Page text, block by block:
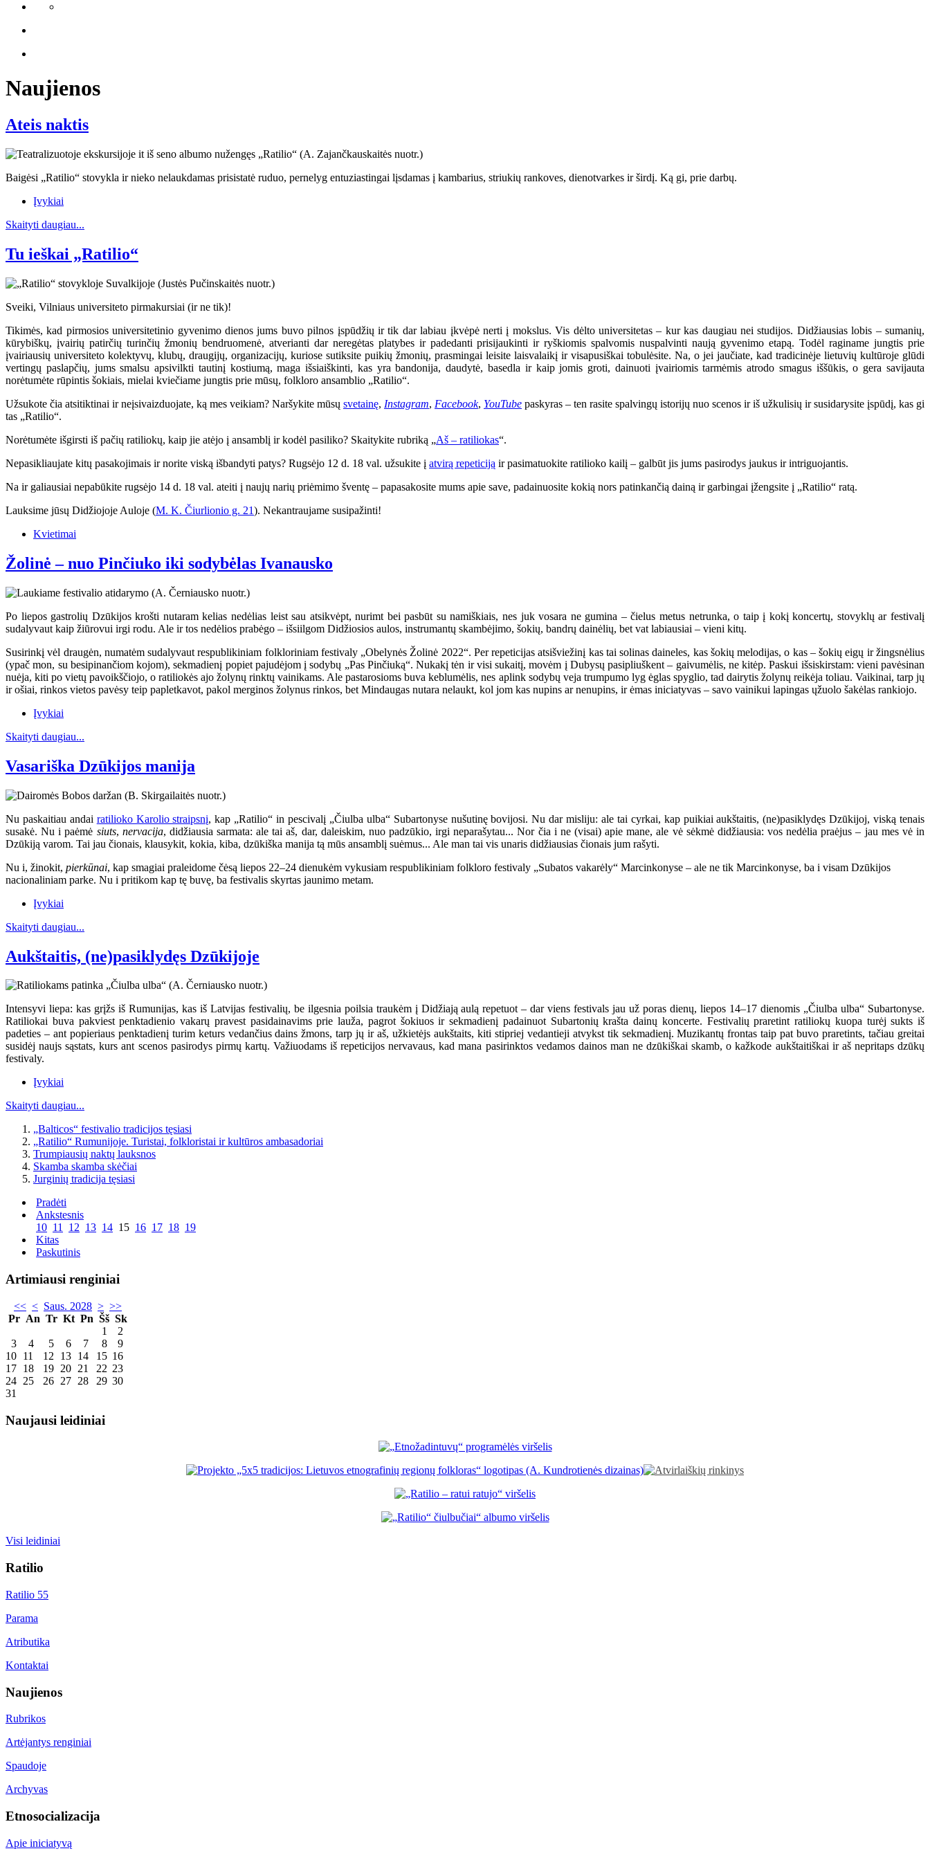
Naujienos
Ateis naktis
Baigėsi „Ratilio“ stovykla ir nieko nelaukdamas prisistatė ruduo, pernelyg entuziastingai lįsdamas į kambarius, striukių rankoves, dienotvarkes ir širdį. Ką gi, prie darbų.
Įvykiai
Skaityti daugiau...
Tu ieškai „Ratilio“
Sveiki, Vilniaus universiteto pirmakursiai (ir ne tik)!
Tikimės, kad pirmosios universitetinio gyvenimo dienos jums buvo pilnos įspūdžių ir tik dar labiau įkvėpė nerti į mokslus. Vis dėlto universitetas – kur kas daugiau nei studijos. Didžiausias lobis – sumanių,
kūrybiškų, įvairių patirčių turinčių žmonių bendruomenė, atverianti dar neregėtas platybes ir padedanti prisijaukinti ir ryškiomis spalvomis nuspalvinti naują gyvenimo etapą. Todėl raginame jungtis prie
įvairiausių universiteto kolektyvų, klubų, draugijų, organizacijų, kuriose sutiksite puikių žmonių, prasmingai leisite laisvalaikį ir visapusiškai tobulėsite. Na, o jei jaučiate, kad tradicinėje lietuvių kultūroje glūdi
vertingų paslapčių, jums smalsu apsivilkti tautinį kostiumą, maga išsiaiškinti, kas yra bandonija, daudytė, basedla ir kaip jomis groti, dainuoti įvairiomis tarmėmis atrodo smagus iššūkis, o gera savijauta
norėtumėte rūpintis šokiais, mielai kviečiame jungtis prie mūsų, folkloro ansamblio „Ratilio“.
Užsukote čia atsitiktinai ir neįsivaizduojate, ką mes veikiam? Naršykite mūsų svetainę, Instagram, Facebook, YouTube paskyras – ten rasite spalvingų istorijų nuo scenos ir iš užkulisių ir susidarysite įspūdį, kas gi
tas „Ratilio“.
Norėtumėte išgirsti iš pačių ratiliokų, kaip jie atėjo į ansamblį ir kodėl pasiliko? Skaitykite rubriką „Aš – ratiliokas“.
Nepasikliaujate kitų pasakojimais ir norite viską išbandyti patys? Rugsėjo 12 d. 18 val. užsukite į atvirą repeticiją ir pasimatuokite ratilioko kailį – galbūt jis jums pasirodys jaukus ir intriguojantis.
Na ir galiausiai nepabūkite rugsėjo 14 d. 18 val. ateiti į naujų narių priėmimo šventę – papasakosite mums apie save, padainuosite kokią nors patinkančią dainą ir garbingai įžengsite į „Ratilio“ ratą.
Lauksime jūsų Didžiojoje Auloje (M. K. Čiurlionio g. 21). Nekantraujame susipažinti!
Kvietimai
Žolinė – nuo Pinčiuko iki sodybėlas Ivanausko
Po liepos gastrolių Dzūkijos krošti nutaram kelias nedėlias leist sau atsikvėpt, nurimt bei pasbūt su namiškiais, nes juk vosara ne gumina – čielus metus netrunka, o taip į kokį koncertų, stovyklų ar festivalį
sudalyvaut kaip žiūrovui irgi rodu. Ale ir tos nedėlios prabėgo – išsiilgom Didžiosios aulos, instrumantų skambėjimo, šokių, bandrų dainėlių, bet vat labiausiai – vieni kitų.
Susirinkį vėl draugėn, numatėm sudalyvaut respublikiniam folkloriniam festivaly „Obelynės Žolinė 2022“. Per repeticijas atsišviežinį kas tai solinas daineles, kas šokių melodijas, o kas – šokių eigų ir žingsnėlius
(ypač mon, su besipinančiom kojom), sekmadienį popiet pajudėjom į sodybų „Pas Pinčiuką“. Nukakį tėn ir visi sukaitį, movėm į Dubysų pasipliuškent – gaivumėlis, ne kitėp. Paskui išsiskirstam: vieni pavėsinan
nuėja, kiti po vietų pavoikščiojo, o ratiliokės ajo žolynų rinktų vainikams. Ale pastarosioms buva keblumėlis, nes aplink sodybų veja trumpumo lyg ėglas spyglio, tad dairytis žolynų reikėja toliau. Vaikinai, tarp jų
ir ošiai, rinkos vietos pavėsy teip papletkavot, pakol merginos žolynus rinkos, bet Mindaugas nutara nelaukt, kol jom kas nupins ar nenupins, ir ėmas iniciatyvas – savo vainikui lapingas ųžuolo šakėlas rankiojo.
Įvykiai
Skaityti daugiau...
Vasariška Dzūkijos manija
Nu paskaitiau andai ratilioko Karolio straipsnį, kap „Ratilio“ in pescivalį „Čiulba ulba“ Subartonyse nušutinę bovijosi. Nu dar misliju: ale tai cyrkai, kap puikiai aukštaitis, (ne)pasiklydęs Dzūkijoj, viską tenais
susakė. Nu i paėmė siuts, nervacija, didžiausia sarmata: ale tai aš, dar, daleiskim, nuo padzūkio, irgi neparašytau... Nor čia i ne (visai) apie mane, ale vė sėkmė didžiausia: vos nedėlia praėjus – jau mes vė in
Dzūkiją varom. Tai jau čionais, klausykit, kokia, kiba, dzūkiška manija tą mūs ansamblį suėmus... Ale man tai vis unaris didžiausias čionais jum rašyti.
Nu i, žinokit, pierkūnai, kap smagiai praleidome čėsą liepos 22–24 dienukėm vykusiam respublikiniam folkloro festivaly „Subatos vakarėly“ Marcinkonyse – ale ne tik Marcinkonyse, ba i visam Dzūkijos
nacionaliniam parke. Nu i pritikom kap tę buvę, ba festivalis skyrtas jaunimo metam.
Įvykiai
Skaityti daugiau...
Aukštaitis, (ne)pasiklydęs Dzūkijoje
Intensyvi liepa: kas grįžs iš Rumunijas, kas iš Latvijas festivalių, be ilgesnia poilsia traukėm į Didžiają aulą repetuot – dar viens festivals jau už poras dienų, liepos 14–17 dienomis „Čiulba ulba“ Subartonyse.
Ratiliokai buva pakviest penktadienio vakarų pravest pasidainavims prie lauža, pagrot šokiuos ir sekmadienį padainuot Subartonių krašta dainų koncerte. Festivalių praretint ratiliokų kuopa turėj sukts iš
padeties – ant popieriaus penktadienį turim keturs vedančius dains žmons, tarp jų ir aš, užkietėjs aukštaits, kiti stipriej vedantieji atvykst tik sekmadienį. Muzikantų frontas taip pat buvo praretints, tačiau greitai
susidėj naujs sąstats, kurs ant scenos pasirodys pirmų kartų. Važiuodams iš repeticijos nervavaus, kad mana pasirinktos vedamos dainos man ne dzūkiškai skamb, o kažkode aukštaitiškai ir aš nepritaps dzūkų
festivaly.
Įvykiai
Skaityti daugiau...
„Balticos“ festivalio tradicijos tęsiasi
„Ratilio“ Rumunijoje. Turistai, folkloristai ir kultūros ambasadoriai
Trumpiausių naktų lauksnos
Skamba skamba skėčiai
Jurginių tradicija tęsiasi
Pradėti
Ankstesnis
10 11 12 13 14 15 16 17 18 19
Kitas
Paskutinis
Artimiausi renginiai
<< < Saus. 2028 > >>
Pr An Tr Kt Pn Šš Sk
1
2
3
4 5 6 7 8
9
10 11 12 13 14 15 16
17 18 19 20 21 22 23
24 25 26 27 28 29 30
31
Naujausi leidiniai
Visi leidiniai
Ratilio
Ratilio 55
Parama
Atributika
Kontaktai
Naujienos
Rubrikos
Artėjantys renginiai
Spaudoje
Archyvas
Etnosocializacija
Apie iniciatyvą